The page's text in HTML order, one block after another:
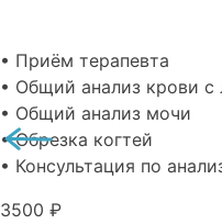
• Приём терапевта
• Общий анализ крови
• Общий анализ мочи
• Обрезка когтей
• Консультация по
3500 ₽